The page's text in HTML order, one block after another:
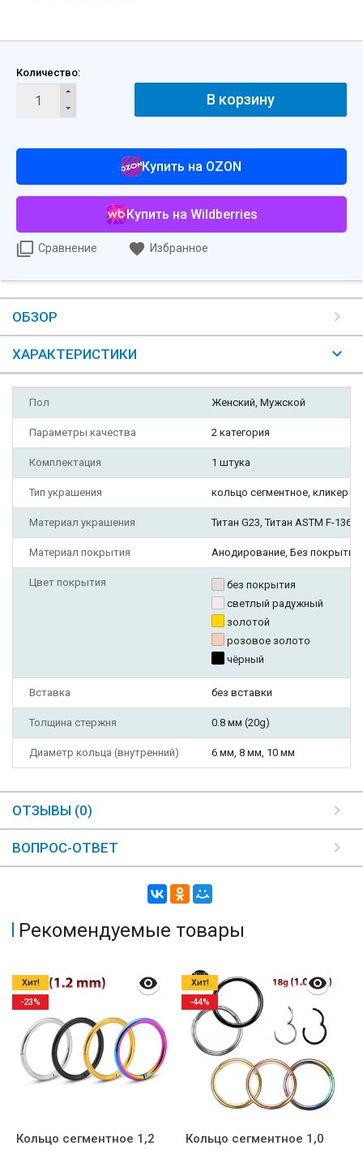
Количество:
В корзину
Купить на OZON
Купить на Wildberries
Сравнение Избранное
ОБЗОР
ХАРАКТЕРИСТИКИ
Пол Женский, Мужской
Параметры качества 2 категория
Комплектация 1 штука
Тип украшения кольцо сегментное, кликер
Материал украшения Титан G23, Титан ASTM F-136
Материал покрытия Анодирование, Без покрытия
Цвет покрытия
без покрытия
светлый радужный
золотой
розовое золото
чёрный
Вставка без вставки
Толщина стержня 0.8 мм (20g)
Диаметр кольца (внутренний) 6 мм, 8 мм, 10 мм
ОТЗЫВЫ (0)
ВОПРОС-ОТВЕТ
Рекомендуемые товары
Кольцо сегментное 1,2
Хит!
-23%
Кольцо сегментное 1,0
Хит!
-44%